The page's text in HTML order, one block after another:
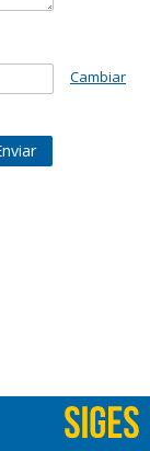
Cambiar